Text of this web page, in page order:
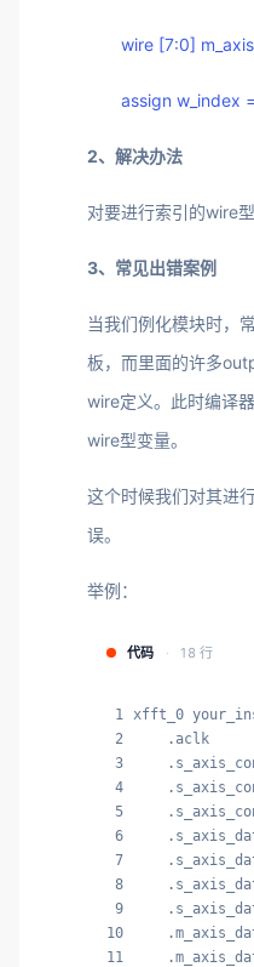
wire [7:0]
assign w_index
2、解决办法
对要进行索引的wire
3、常见出错案例
当我们例化模块时，
板，而里面的许多
wire定义。此时编译
wire型变量。
这个时候我们对其进
误。
举例：
代码 18 行
1
2
3
4
5
6
7
8
9
10
11
xfft_0
.aclk